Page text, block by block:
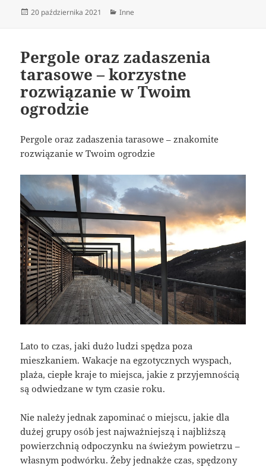
Data
20 października 2021 Kategorie
Inne
Pergole oraz zadaszenia
tarasowe – korzystne
rozwiązanie w Twoim
ogrodzie
Pergole oraz zadaszenia tarasowe – znakomite
rozwiązanie w Twoim ogrodzie
Lato to czas, jaki dużo ludzi spędza poza
mieszkaniem. Wakacje na egzotycznych wyspach,
plaża, ciepłe kraje to miejsca, jakie z przyjemnością
są odwiedzane w tym czasie roku.
Nie należy jednak zapominać o miejscu, jakie dla
dużej grupy osób jest najważniejszą i najbliższą
powierzchnią odpoczynku na świeżym powietrzu –
własnym podwórku. Żeby jednakże czas, spędzony